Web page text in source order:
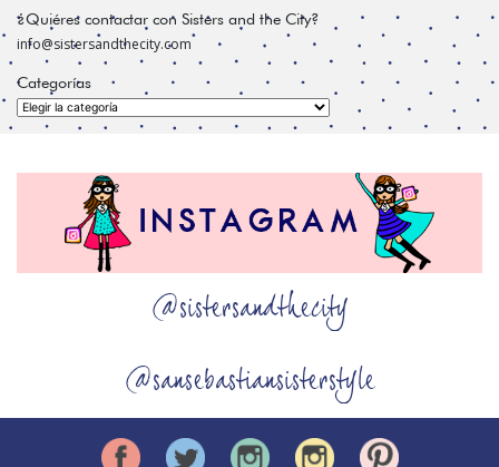
¿Quiéres contactar con Sisters and the City?
info@sistersandthecity.com
Categorías
Categorías
@sistersandthecity
@sansebastiansisterstyle